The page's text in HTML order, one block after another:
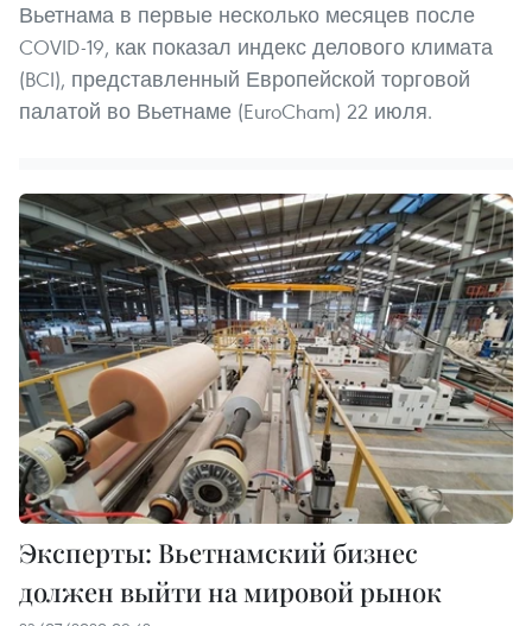
Вьетнама в первые несколько месяцев после
COVID-19, как показал индекс делового климата
(BCI), представленный Европейской торговой
палатой во Вьетнаме (EuroCham) 22 июля.
Эксперты: Вьетнамский бизнес
должен выйти на мировой рынок